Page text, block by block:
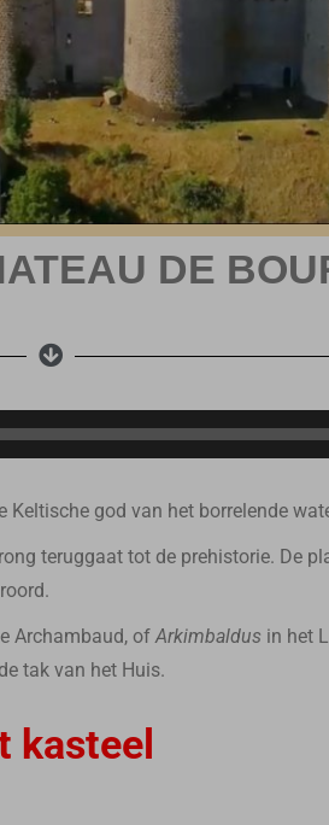
DE
Keltische god van het borrelende
teruggaat tot de prehistorie. De
Archambaud, ofArkimbaldus in het
tak van het Huis.
kasteel